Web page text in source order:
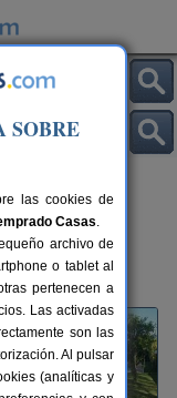
SOBRE
las cookies de
Casas.
archivo de
o tablet al
pertenecen a
Las activadas
son las
Al pulsar
(analíticas y